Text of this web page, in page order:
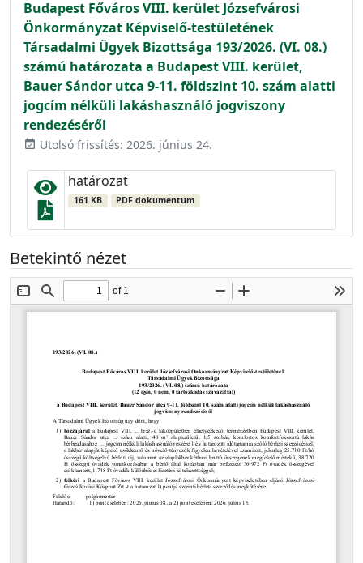
Budapest Főváros VIII. kerület Józsefvárosi
Önkormányzat Képviselő-testületének
Társadalmi Ügyek Bizottsága 193/2026. (VI. 08.)
számú határozata a Budapest VIII. kerület,
Bauer Sándor utca 9-11. földszint 10. szám alatti
jogcím nélküli lakáshasználó jogviszony
rendezéséről
event_available Utolsó frissítés: 2026. június 24.
határozat
161 KB PDF dokumentum
Betekintő nézet